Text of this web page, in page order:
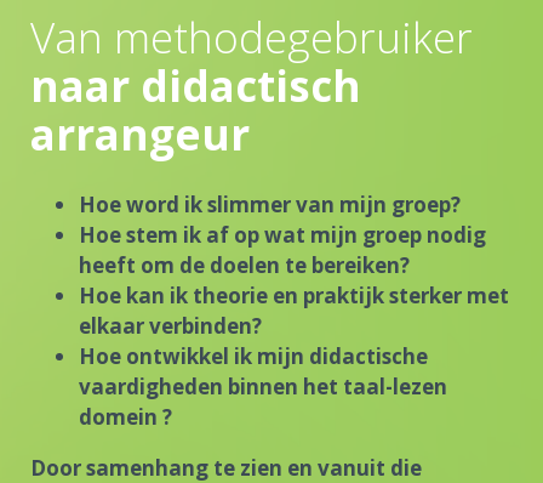
Van methodegebruiker
naar didactisch
arrangeur
Hoe word ik slimmer van mijn groep?
Hoe stem ik af op wat mijn groep nodig
heeft om de doelen te bereiken?
Hoe kan ik theorie en praktijk sterker met
elkaar verbinden?
Hoe ontwikkel ik mijn didactische
vaardigheden binnen het taal-lezen
domein ?
Door samenhang te zien en vanuit die